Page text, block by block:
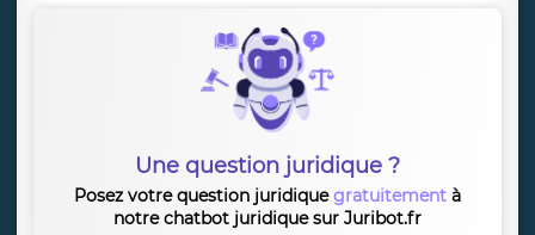
Une question juridique ?
Posez votre question juridiquegratuitement à
notre chatbot juridique sur Juribot.fr